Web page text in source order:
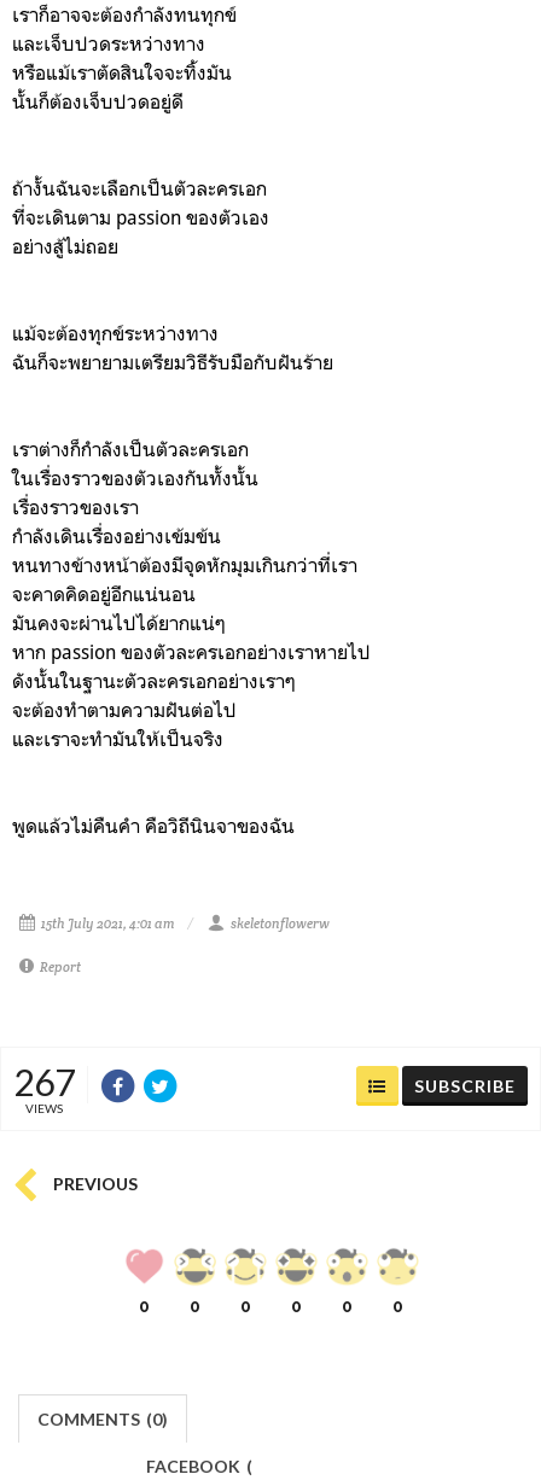
เราก็อาจจะต้องกำลังทนทุกข์
และเจ็บปวดระหว่างทาง
หรือแม้เราตัดสินใจจะทิ้งมัน
นั้นก็ต้องเจ็บปวดอยู่ดี
ถ้างั้นฉันจะเลือกเป็นตัวละครเอก
ที่จะเดินตาม passion ของตัวเอง
อย่างสู้ไม่ถอย
แม้จะต้องทุกข์ระหว่างทาง
ฉันก็จะพยายามเตรียมวิธีรับมือกับฝันร้าย
เราต่างก็กำลังเป็นตัวละครเอก
ในเรื่องราวของตัวเองกันทั้งนั้น
เรื่องราวของเรา
กำลังเดินเรื่องอย่างเข้มข้น
หนทางข้างหน้าต้องมีจุดหักมุมเกินกว่าที่เรา
จะคาดคิดอยู่อีกแน่นอน
มันคงจะผ่านไปได้ยากแน่ๆ
หาก passion ของตัวละครเอกอย่างเราหายไป
ดังนั้นในฐานะตัวละครเอกอย่างเราๆ
จะต้องทำตามความฝันต่อไป
และเราจะทำมันให้เป็นจริง
พูดแล้วไม่คืนคำ คือวิถีนินจาของฉัน
15th July 2021, 4:01 am skeletonflowerw
Report
267
VIEWS
SUBSCRIBE
PREVIOUS
0 0 0 0 0 0
COMMENTS (0)
FACEBOOK (